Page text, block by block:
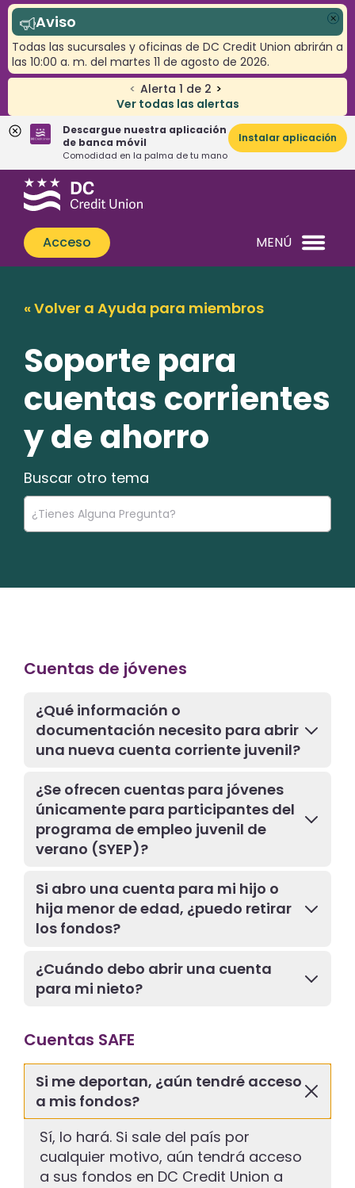
< Alerta 1 de 2 >
Ver todas las alertas
Aviso
Todas las sucursales y oficinas de DC Credit Union abrirán a
las 10:00 a. m. del martes 11 de agosto de 2026.
Descargue nuestra aplicación
de banca móvil
Comodidad en la palma de tu mano
Instalar aplicación
Saltar
Saltar
sesión
web
¿Qué
podemos
ayudarle
a
Acceso MENÚ
« Volver a Ayuda para miembros
Soporte para
cuentas corrientes
y de ahorro
Buscar otro tema
Cuentas de jóvenes
¿Qué información o
documentación necesito para abrir
una nueva cuenta corriente juvenil?
¿Se ofrecen cuentas para jóvenes
únicamente para participantes del
programa de empleo juvenil de
verano (SYEP)?
Si abro una cuenta para mi hijo o
hija menor de edad, ¿puedo retirar
los fondos?
¿Cuándo debo abrir una cuenta
para mi nieto?
Cuentas SAFE
Si me deportan, ¿aún tendré acceso
a mis fondos?
Sí, lo hará. Si sale del país por
cualquier motivo, aún tendrá acceso
a sus fondos en DC Credit Union a